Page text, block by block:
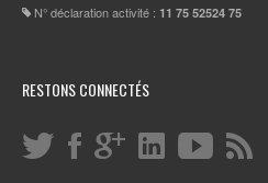
N° déclaration activité : 11 75 52524 75
RESTONS CONNECTÉS